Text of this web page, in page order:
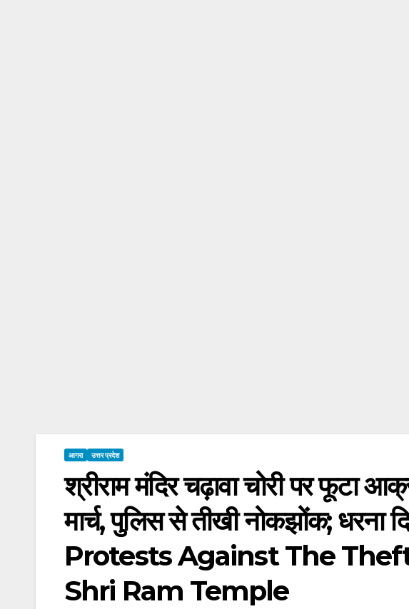
आगरा उत्तर प्रदेश
श्रीराम मंदिर चढ़ावा चोरी पर फूटा
मार्च, पुलिस से तीखी नोकझोंक; धरना
Protests Against The
Shri Ram Temple